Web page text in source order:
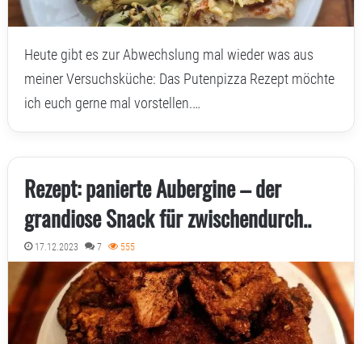
Heute gibt es zur Abwechslung mal wieder was aus
meiner Versuchsküche: Das Putenpizza Rezept möchte
ich euch gerne mal vorstellen.…
Rezept: panierte Aubergine – der
grandiose Snack für zwischendurch..
17.12.2023 7 555